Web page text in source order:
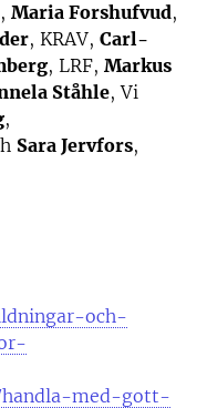
Maria Forshufvud,
, KRAV, Carl-
, LRF, Markus
Ståhle, Vi
,
Sara Jervfors,
och-
handla-med-gott-